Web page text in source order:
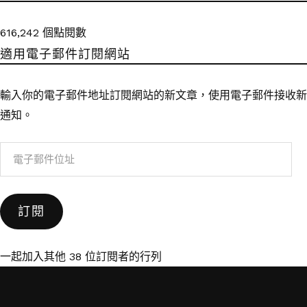
616,242 個點閱數
適用電子郵件訂閱網站
輸入你的電子郵件地址訂閱網站的新文章，使用電子郵件接收新
通知。
件
位
訂閱
一起加入其他 38 位訂閱者的行列